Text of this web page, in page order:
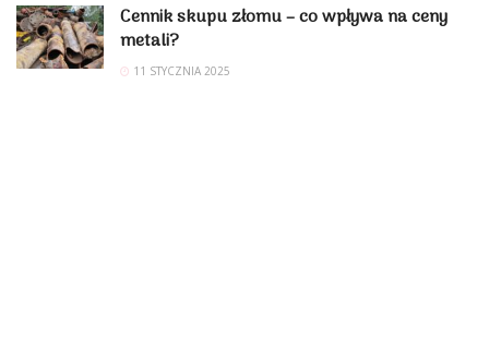
Cennik skupu złomu – co wpływa na ceny
metali?
11 STYCZNIA 2025